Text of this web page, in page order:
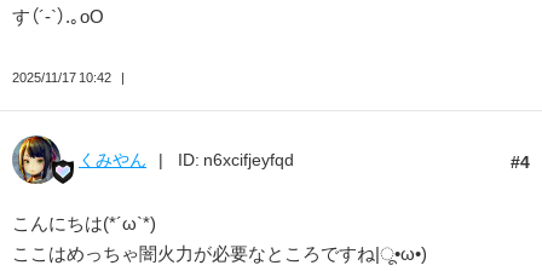
す（´-`）.｡oO
2025/11/17 10:42
4
くみやん ID: n6xcifjeyfqd
こんにちは(*´ω`*)
ここはめっちゃ闇火力が必要なところですね|ू•ω•)